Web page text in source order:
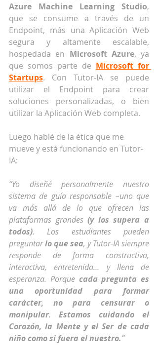
Azure Machine Learning Studio,
que se consume a través de un
Endpoint, más una Aplicación Web
segura y altamente escalable,
hospedada en Microsoft Azure, ya
que somos parte de Microsoft for
Startups. Con Tutor-IA se puede
utilizar el Endpoint para crear
soluciones personalizadas, o bien
utilizar la Aplicación Web completa.
Luego hablé de la ética que me
mueve y está funcionando en Tutor-
IA:
“Yo diseñé personalmente nuestro
sistema de guía responsable –uno que
va más allá de lo que ofrecen las
plataformas grandes (y los supera a
todos). Los estudiantes pueden
preguntar lo que sea, y Tutor-IA siempre
responde de forma constructiva,
interactiva, entretenida… y llena de
esperanza. Porque cada pregunta es
una oportunidad para formar
carácter, no para censurar o
manipular. Estamos cuidando el
Corazón, la Mente y el Ser de cada
niño como si fuera el nuestro.”